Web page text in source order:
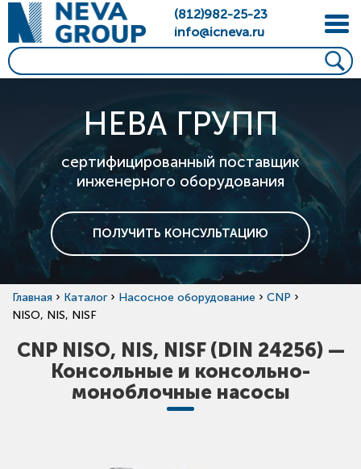
(812)982-25-23
info@icneva.ru
НЕВА ГРУПП
сертифицированный поставщик
инженерного оборудования
ПОЛУЧИТЬ КОНСУЛЬТАЦИЮ
Главная › Каталог › Насосное оборудование › CNP ›
NISO, NIS, NISF
CNP NISO, NIS, NISF (DIN 24256) —
Консольные и консольно-
моноблочные насосы